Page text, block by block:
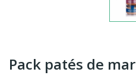
Pack patés de mar